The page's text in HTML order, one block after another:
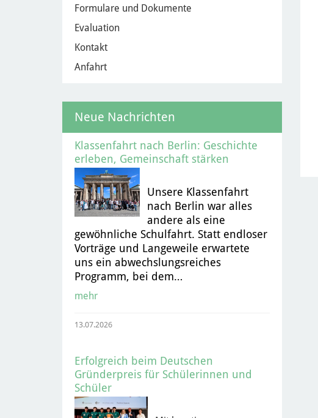
Formulare und Dokumente
Evaluation
Kontakt
Anfahrt
Neue Nachrichten
Klassenfahrt nach Berlin: Geschichte
erleben, Gemeinschaft stärken
Unsere Klassenfahrt
nach Berlin war alles
andere als eine
gewöhnliche Schulfahrt. Statt endloser
Vorträge und Langeweile erwartete
uns ein abwechslungsreiches
Programm, bei dem…
mehr
13.07.2026
Erfolgreich beim Deutschen
Gründerpreis für Schülerinnen und
Schüler